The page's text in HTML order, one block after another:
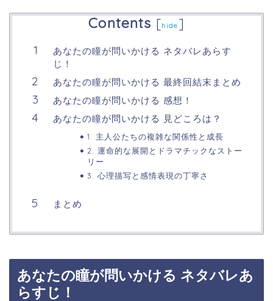
Contents [hide ]
あなたの瞳が問いかける ネタバレあらす
じ！
あなたの瞳が問いかける 最終回結末まとめ
あなたの瞳が問いかける 感想！
あなたの瞳が問いかける 見どころは？
1. 主人公たちの複雑な関係性と成長
2. 運命的な展開とドラマチックなストー
リー
3. 心理描写と感情表現の丁寧さ
まとめ
あなたの瞳が問いかける ネタバレあ
らすじ！